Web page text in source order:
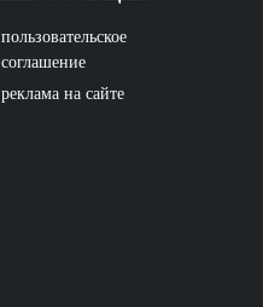
пользовательское
соглашение
реклама на сайте